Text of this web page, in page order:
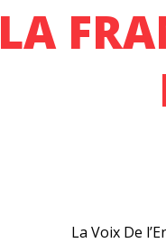
LA
La Voix De